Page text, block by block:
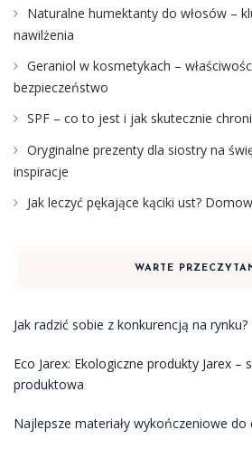
Naturalne humektanty do włosów –
nawilżenia
Geraniol w kosmetykach –
bezpieczeństwo
SPF – co to jest i jak skutecznie
Oryginalne prezenty dla siostry na
inspiracje
Jak leczyć pękające kąciki ust?
WARTE
Jak radzić sobie z konkurencją na rynku?
Eco Jarex: Ekologiczne produkty Jarex –
produktowa
Najlepsze materiały wykończeniowe